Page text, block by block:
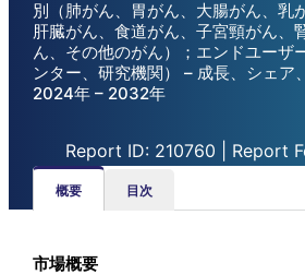
別（肺がん、胃がん、大腸がん、乳
肝臓がん、食道がん、子宮頸がん、
ん、その他のがん）；エンドユーザ
ンター、研究機関） – 成長、シェア
2024年 – 2032年
Report ID: 210760 | Report
概要 目次
市場概要